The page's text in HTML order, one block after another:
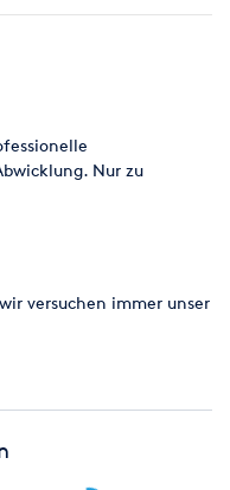
Nur zu
versuchen immer unser